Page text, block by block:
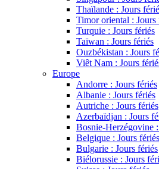
Thaïlande : Jours
Timor oriental : Jours
Turquie : Jours fériés
Taïwan : Jours fériés
Ouzbékistan : Jours
Viêt Nam : Jours
Europe
Andorre : Jours fériés
Albanie : Jours fériés
Autriche : Jours fériés
Azerbaïdjan : Jours
Bosnie-Herzégovine
Belgique : Jours fériés
Bulgarie : Jours fériés
Biélorussie : Jours